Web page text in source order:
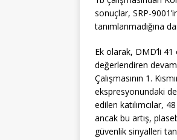
sonuçlar, SRP-
tanımlanmadığına
Ek olarak, DMD’li
değerlendiren
Çalışmasının 1.
ekspresyonundaki
edilen katılımcılar,
ancak bu artış,
güvenlik sinyalleri